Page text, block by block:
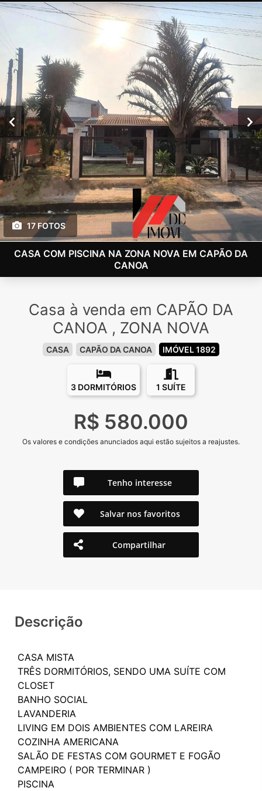
17 FOTOS
CASA COM PISCINA NA ZONA NOVA EM CAPÃO DA
CANOA
Casa à venda em CAPÃO DA
CANOA , ZONA NOVA
CASA CAPÃO DA CANOA IMÓVEL 1892
3 DORMITÓRIOS 1 SUÍTE
R$ 580.000
Os valores e condições anunciados aqui estão sujeitos a reajustes.
Tenho interesse
Salvar nos favoritos
Compartilhar
Descrição
CASA MISTA
TRÊS DORMITÓRIOS, SENDO UMA SUÍTE COM
CLOSET
BANHO SOCIAL
LAVANDERIA
LIVING EM DOIS AMBIENTES COM LAREIRA
COZINHA AMERICANA
SALÃO DE FESTAS COM GOURMET E FOGÃO
CAMPEIRO ( POR TERMINAR )
PISCINA